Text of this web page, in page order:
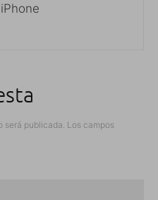
será publicada. Los campos